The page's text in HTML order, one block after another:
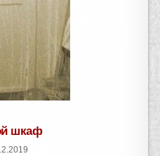
шкаф